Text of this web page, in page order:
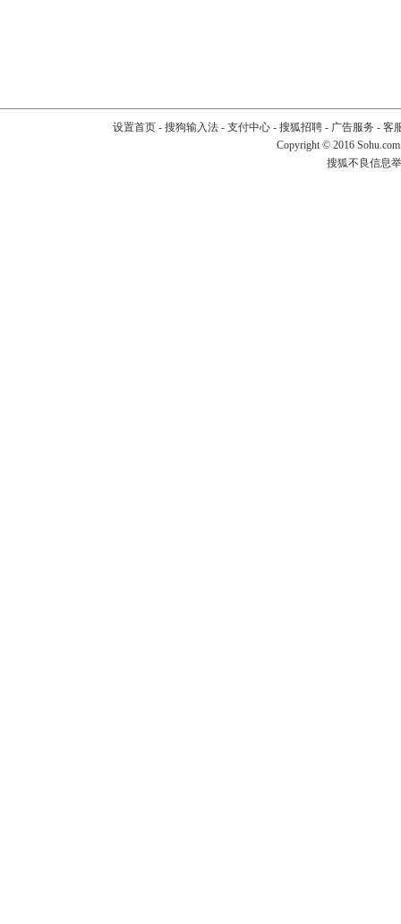
设置首页- 搜狗输入法- 支付中心- 搜狐招聘- 广告服务 - 客
Copyright © 2016
搜狐不良信息